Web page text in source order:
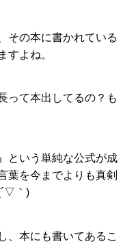
その本に書かれている
すよね。
って本出してるの？も
という単純な公式が成
葉を今までよりも真剣
｀)
、本にも書いてあるこ